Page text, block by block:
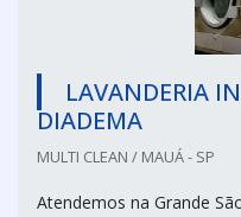
LAVANDERIA
DIADEMA
MULTI CLEAN / MAUÁ - SP
Atendemos na Grande